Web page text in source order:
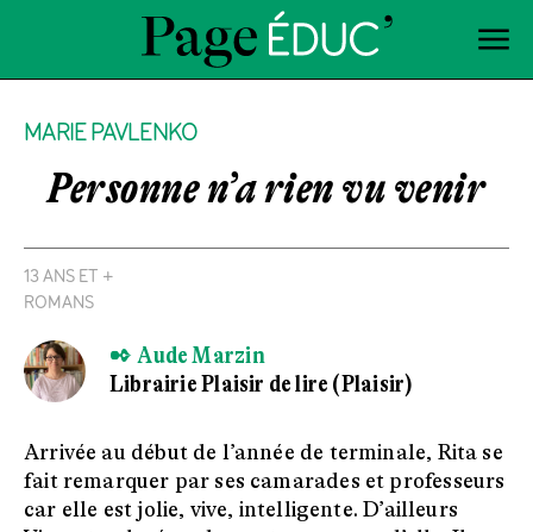
MARIE PAVLENKO
Personne n’a rien vu venir
13 ANS ET +
ROMANS
✒ Aude Marzin
Librairie Plaisir de lire (Plaisir)
Arrivée au début de l’année de terminale, Rita se
fait remarquer par ses camarades et professeurs
car elle est jolie, vive, intelligente. D’ailleurs